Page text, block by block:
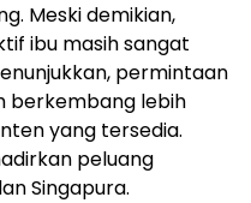
Meski demikian,
ibu masih sangat
permintaan
berkembang lebih
yang tersedia.
peluang
Singapura.